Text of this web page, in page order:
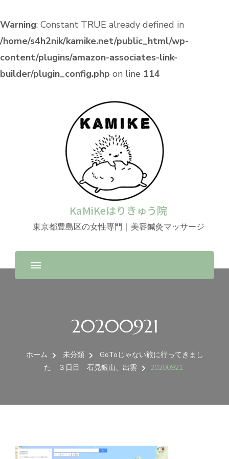
Warning: Constant TRUE already defined in
/home/s4h2nik/kamike.net/public_html/wp-
content/plugins/amazon-associates-link-
builder/plugin_config.php on line 114
KaMiKeはりきゅう院
東京都豊島区の女性専門｜美容鍼灸マッサージ
20200921
ホーム 未分類
GoToじゃない旅に行ってきまし
た ３日目 石見銀山、出雲
20200921